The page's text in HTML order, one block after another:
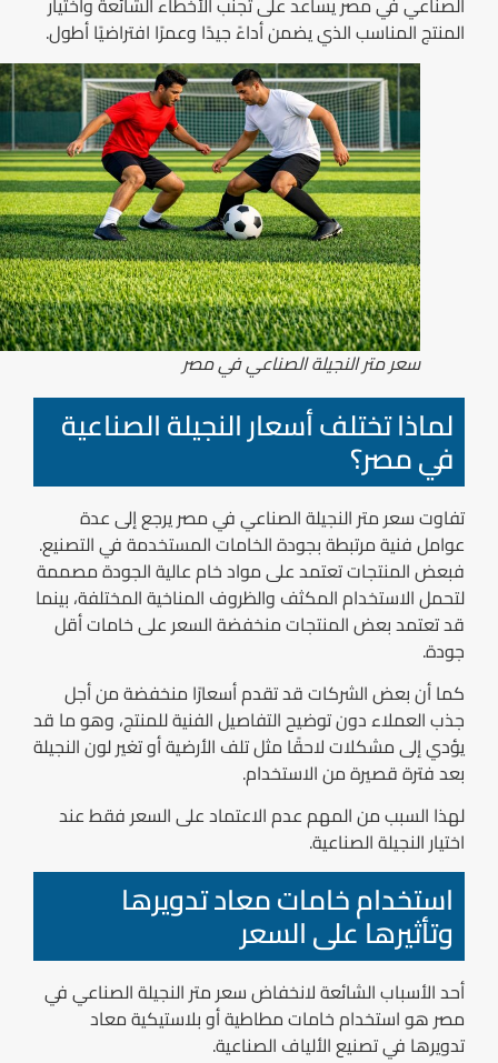
المنتج المناسب الذي يضمن أداءً جيدًا وعمرًا افتراضيًا أطول.
سعر متر النجيلة الصناعي في مصر
لماذا تختلف أسعار النجيلة الصناعية
في مصر؟
تفاوت سعر متر النجيلة الصناعي في مصر يرجع إلى عدة
عوامل فنية مرتبطة بجودة الخامات المستخدمة في التصنيع.
فبعض المنتجات تعتمد على مواد خام عالية الجودة مصممة
لتحمل الاستخدام المكثف والظروف المناخية المختلفة، بينما
قد تعتمد بعض المنتجات منخفضة السعر على خامات أقل
جودة.
كما أن بعض الشركات قد تقدم أسعارًا منخفضة من أجل
جذب العملاء دون توضيح التفاصيل الفنية للمنتج، وهو ما قد
يؤدي إلى مشكلات لاحقًا مثل تلف الأرضية أو تغير لون النجيلة
بعد فترة قصيرة من الاستخدام.
لهذا السبب من المهم عدم الاعتماد على السعر فقط عند
اختيار النجيلة الصناعية.
استخدام خامات معاد تدويرها
وتأثيرها على السعر
أحد الأسباب الشائعة لانخفاض سعر متر النجيلة الصناعي في
مصر هو استخدام خامات مطاطية أو بلاستيكية معاد
تدويرها في تصنيع الألياف الصناعية.